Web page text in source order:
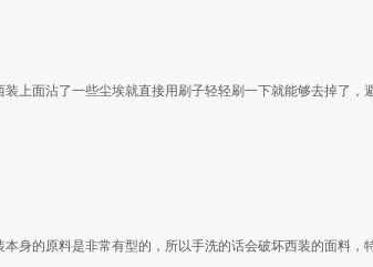
上面沾了一些尘埃就直接用刷子轻轻刷一下就能够去掉了
身的原料是非常有型的，所以手洗的话会破坏西装的面料